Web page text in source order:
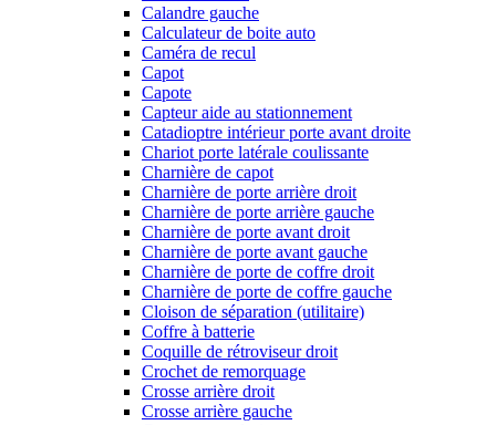
Calandre gauche
Calculateur de boite auto
Caméra de recul
Capot
Capote
Capteur aide au stationnement
Catadioptre intérieur porte avant droite
Chariot porte latérale coulissante
Charnière de capot
Charnière de porte arrière droit
Charnière de porte arrière gauche
Charnière de porte avant droit
Charnière de porte avant gauche
Charnière de porte de coffre droit
Charnière de porte de coffre gauche
Cloison de séparation (utilitaire)
Coffre à batterie
Coquille de rétroviseur droit
Crochet de remorquage
Crosse arrière droit
Crosse arrière gauche